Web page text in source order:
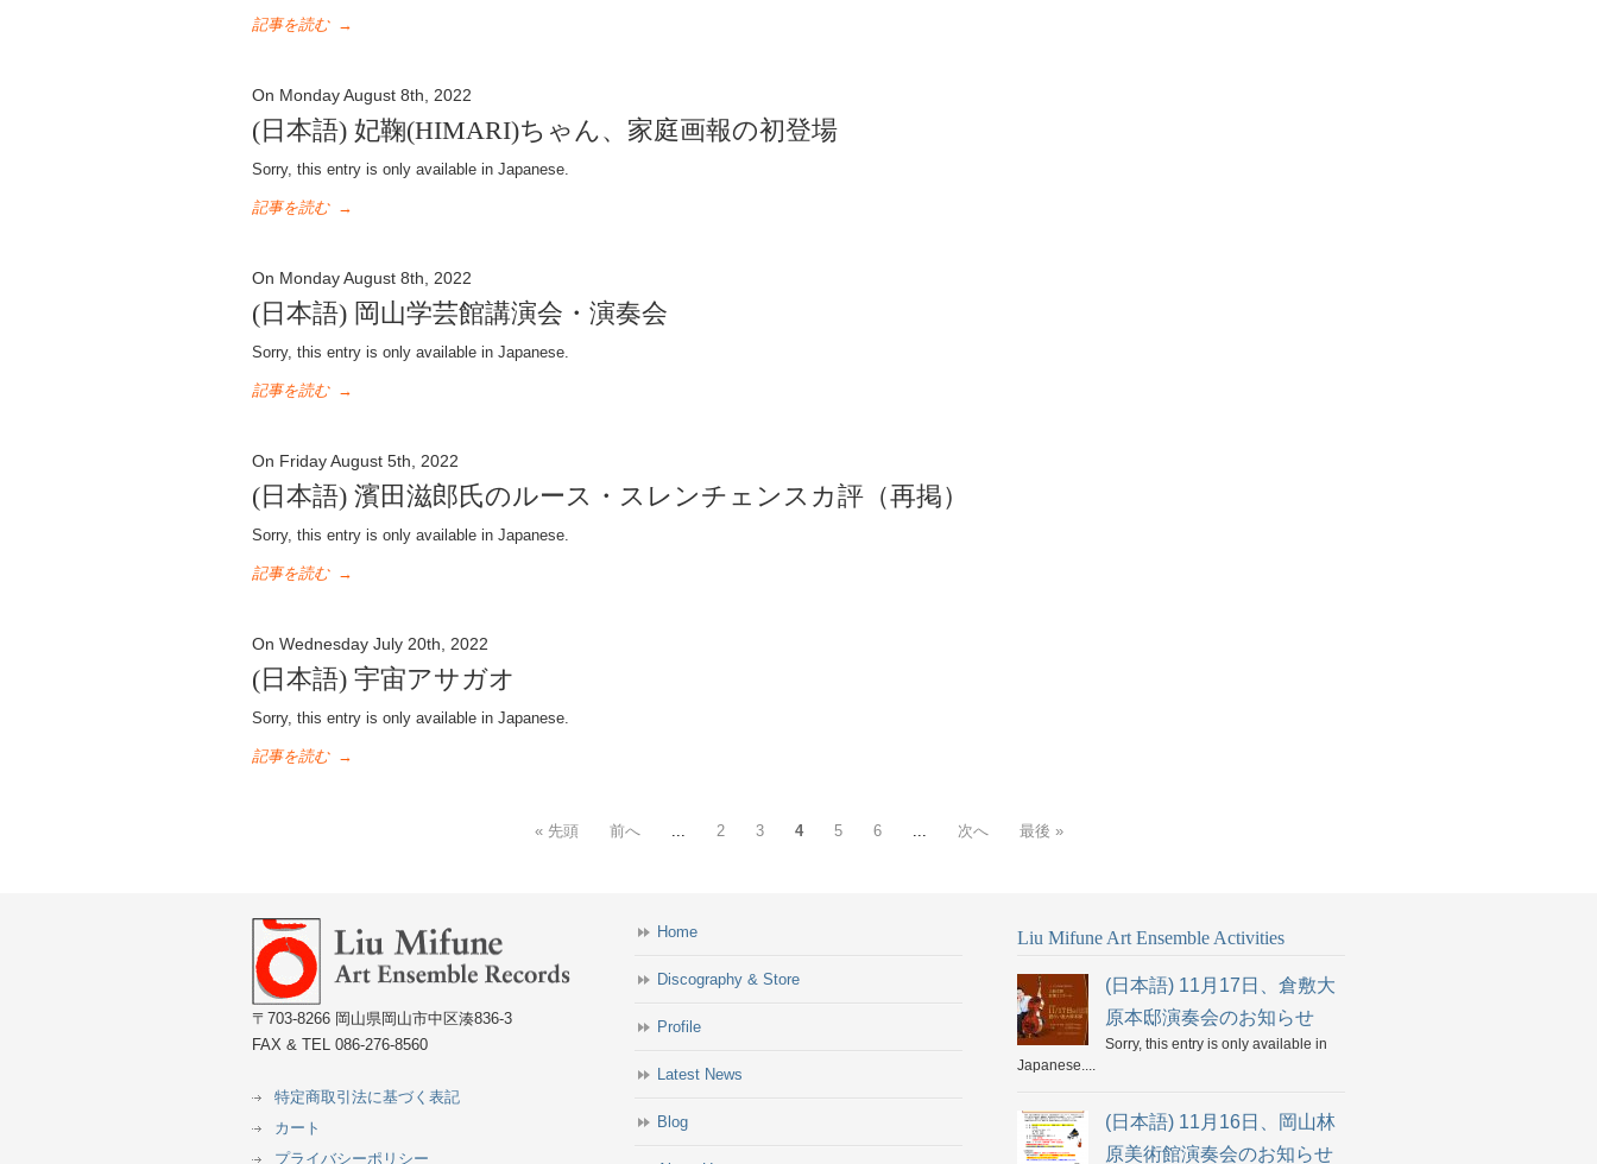
記事を読む →
On Monday August 8th, 2022
(日本語) 妃鞠(HIMARI)ちゃん、家庭画報の初登場
Sorry, this entry is only available in Japanese.
記事を読む →
On Monday August 8th, 2022
(日本語) 岡山学芸館講演会・演奏会
Sorry, this entry is only available in Japanese.
記事を読む →
On Friday August 5th, 2022
(日本語) 濱田滋郎氏のルース・スレンチェンスカ評（再掲）
Sorry, this entry is only available in Japanese.
記事を読む →
On Wednesday July 20th, 2022
(日本語) 宇宙アサガオ
Sorry, this entry is only available in Japanese.
記事を読む →
« 先頭 前へ ... 2 3 4 5 6 ... 次へ 最後 »
〒703-8266 岡山県岡山市中区湊836-3
FAX & TEL 086-276-8560
特定商取引法に基づく表記
カート
プライバシーポリシー
Home
Discography & Store
Profile
Latest News
Blog
Liu Mifune Art Ensemble Activities
(日本語) 11月17日、倉敷大
原本邸演奏会のお知らせ
Sorry, this entry is only available in
Japanese....
(日本語) 11月16日、岡山林
原美術館演奏会のお知らせ